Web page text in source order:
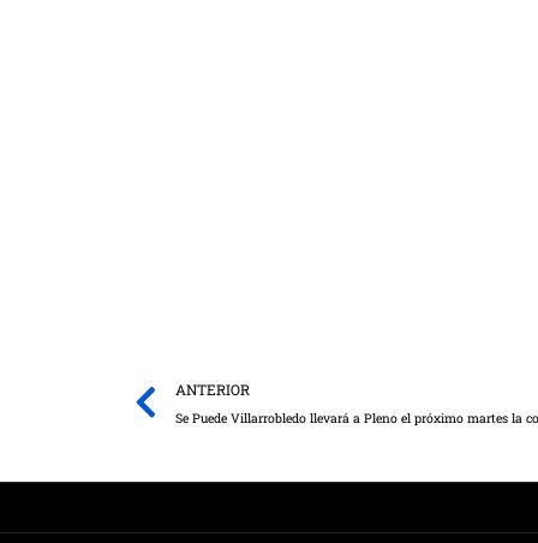
Prev
ANTERIOR